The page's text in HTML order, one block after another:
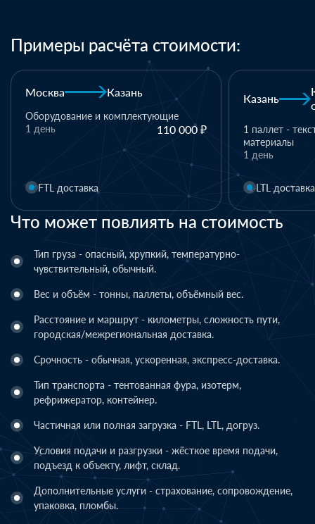
Что может повлиять на стоимость
Тип груза - опасный, хрупкий, температурно-
чувствительный, обычный.
Вес и объём - тонны, паллеты, объёмный вес.
Расстояние и маршрут - километры, сложность пути,
городская/межрегиональная доставка.
Срочность - обычная, ускоренная, экспресс-доставка.
Тип транспорта - тентованная фура, изотерм,
рефрижератор, контейнер.
Частичная или полная загрузка - FTL, LTL, догруз.
Условия подачи и разгрузки - жёсткое время подачи,
подъезд к объекту, лифт, склад.
Дополнительные услуги - страхование, сопровождение,
упаковка, пломбы.
Примеры расчёта стоимости:
Москва Казань
Оборудование и комплектующие
110 000 ₽
1 день
FTL доставка
Казань
1 паллет -
материалы
1 день
LTL